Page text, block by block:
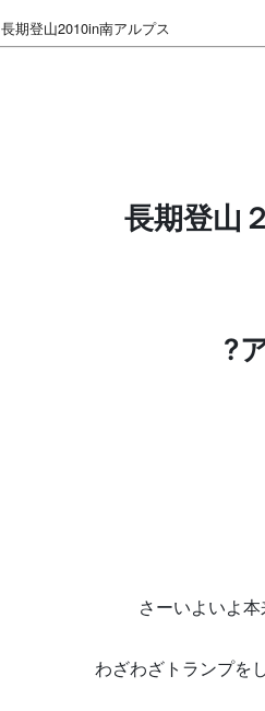
長期登山2010in南アルプス
長期登山
?
さーいよいよ
わざわざトランプを